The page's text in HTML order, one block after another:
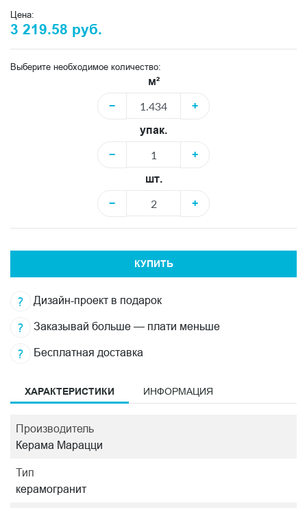
Цена:
3 219.58 руб.
Выберите необходимое количество:
м²
−
+
упак.
−
+
шт.
−
+
КУПИТЬ
Дизайн-проект в подарок
Заказывай больше — плати меньше
Бесплатная доставка
ХАРАКТЕРИСТИКИ ИНФОРМАЦИЯ
Производитель
Керама Марацци
Тип
керамогранит